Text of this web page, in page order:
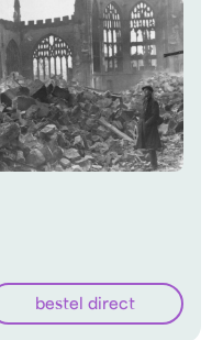
bestel direct